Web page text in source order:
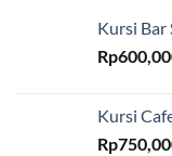
Kursi Bar
Rp
Kursi
Rp